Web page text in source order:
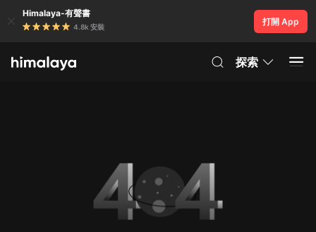
Himalaya-有聲書
4.8k 安裝
打開 App
探索